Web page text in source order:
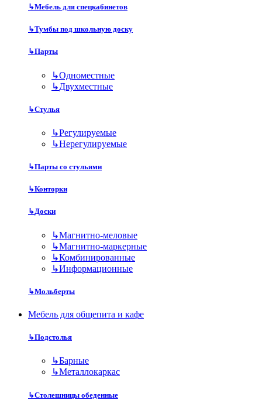
↳Мебель для спецкабинетов
↳Тумбы под школьную доску
↳Парты
↳Одноместные
↳Двухместные
↳Стулья
↳Регулируемые
↳Нерегулируемые
↳Парты со стульями
↳Конторки
↳Доски
↳Магнитно-меловые
↳Магнитно-маркерные
↳Комбинированные
↳Информационные
↳Мольберты
Мебель для общепита и кафе
↳Подстолья
↳Барные
↳Металлокаркас
↳Столешницы обеденные